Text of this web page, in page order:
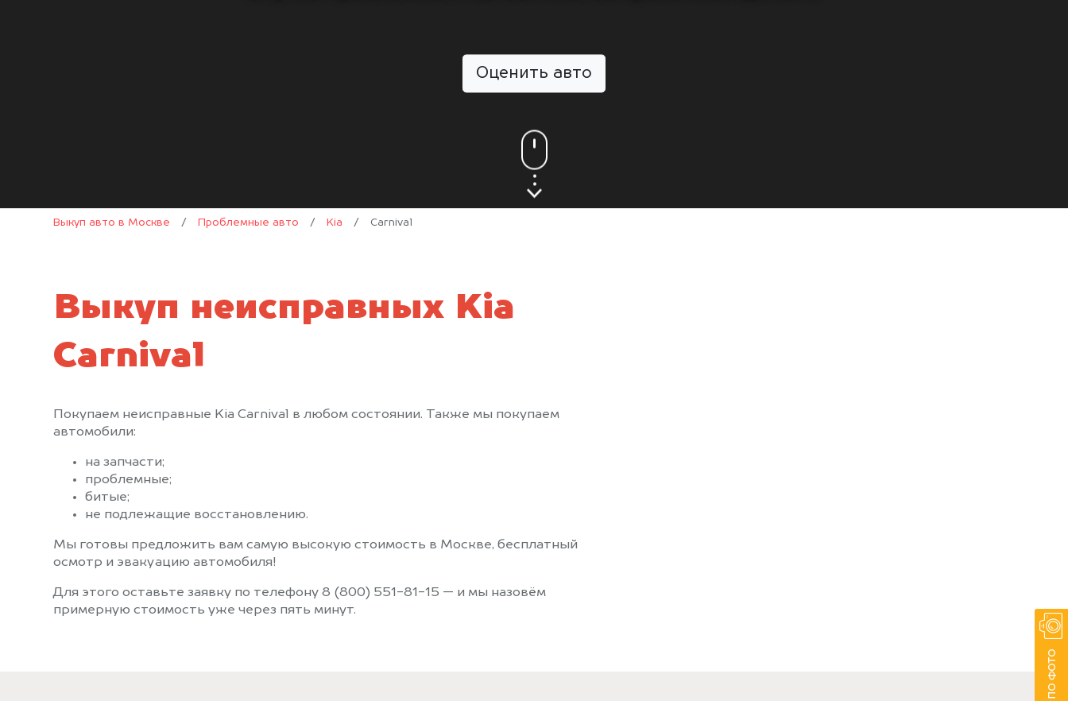
Оценить авто
Выкуп авто в Москве / Проблемные авто / Kia / Carnival
Выкуп неисправных Kia
Carnival
Покупаем неисправные Kia Carnival в любом состоянии. Также мы покупаем
автомобили:
на запчасти;
проблемные;
битые;
не подлежащие восстановлению.
Мы готовы предложить вам самую высокую стоимость в Москве, бесплатный
осмотр и эвакуацию автомобиля!
Для этого оставьте заявку по телефону 8 (800) 551-81-15 — и мы назовём
примерную стоимость уже через пять минут.